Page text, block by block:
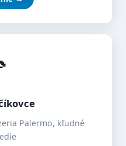
Palermo, kľudné